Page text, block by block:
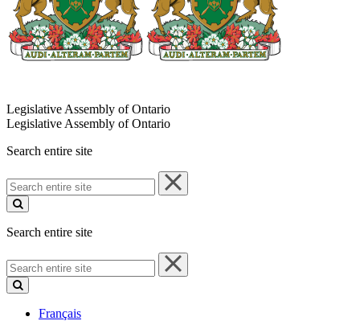
Legislative Assembly of Ontario
Legislative Assembly of Ontario
Search entire site
Search
entire
site
Search entire site
Search
entire
site
Français